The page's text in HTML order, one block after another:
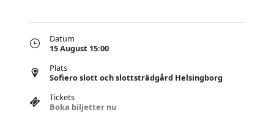
Datum
15 August 15:00
Plats
Sofiero slott och slottsträdgård Helsingborg
Tickets
Boka biljetter nu